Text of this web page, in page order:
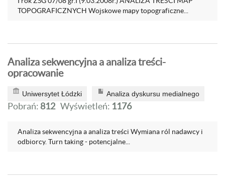
TOPOGRAFICZNYCH Wojskowe mapy topograficzne...
Analiza sekwencyjna a analiza treści-
opracowanie
Uniwersytet Łódzki Analiza dyskursu medialnego
Pobrań: 812 Wyświetleń: 1176
Analiza sekwencyjna a analiza treści Wymiana ról nadawcy i
odbiorcy. Turn taking - potencjalne...